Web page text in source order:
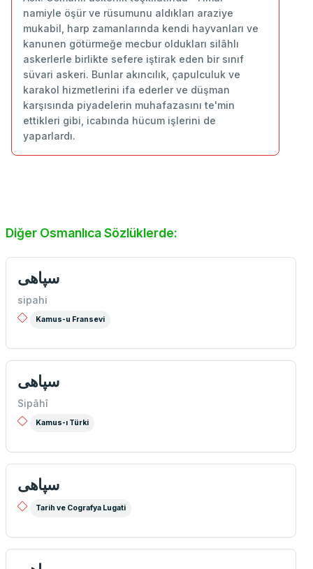
namiyle öşür ve rüsumunu aldıkları araziye
mukabil, harp zamanlarında kendi hayvanları ve
kanunen götürmeğe mecbur oldukları silâhlı
askerlerle birlikte sefere iştirak eden bir sınıf
süvari askeri. Bunlar akıncılık, çapulculuk ve
karakol hizmetlerini ifa ederler ve düşman
karşısında piyadelerin muhafazasını te'min
ettikleri gibi, icabında hücum işlerini de
yaparlardı.
Diğer Osmanlıca Sözlüklerde:
سپاهی
sipahi
Kamus-u Fransevi
سپاهی
Sipâhî
Kamus-ı Türki
سپاهی
Tarih ve Cografya Lugati